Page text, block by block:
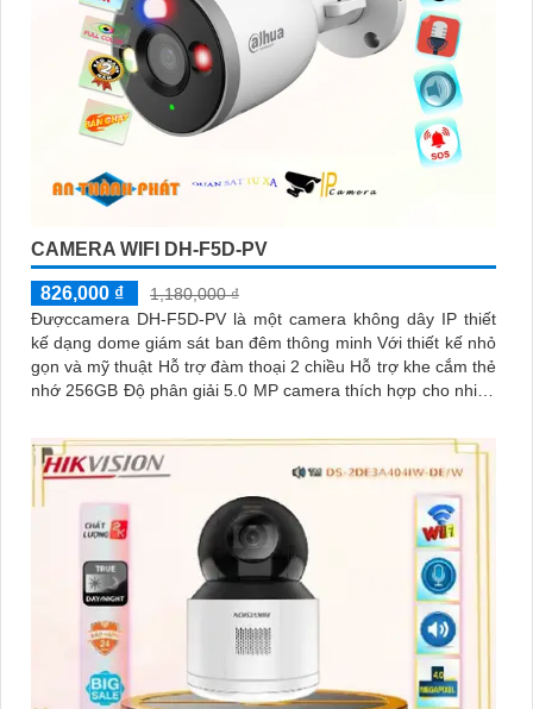
CAMERA WIFI DH-F5D-PV
826,000 ₫
1,180,000 ₫
Đượccamera DH-F5D-PV là một camera không dây IP thiết
kế dạng dome giám sát ban đêm thông minh Với thiết kế nhỏ
gọn và mỹ thuật Hỗ trợ đàm thoại 2 chiều Hỗ trợ khe cắm thẻ
nhớ 256GB Độ phân giải 5.0 MP camera thích hợp cho nhiều